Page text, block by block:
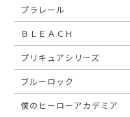
プラレール
ＢＬＥＡＣＨ
プリキュアシリーズ
ブルーロック
僕のヒーローアカデミア